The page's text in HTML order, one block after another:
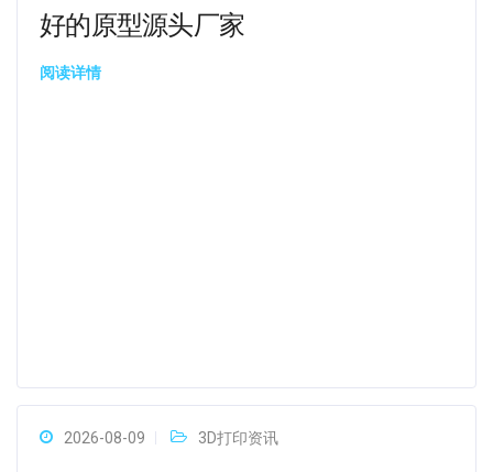
好的原型源头厂家
阅读详情
2026-08-09 3D打印资讯